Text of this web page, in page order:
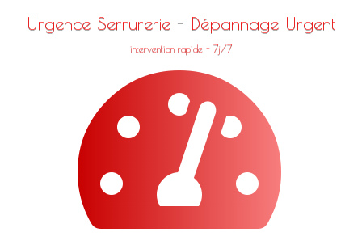
Urgence Serrurerie - Dépannage Urgent
intervention rapide - 7j/7